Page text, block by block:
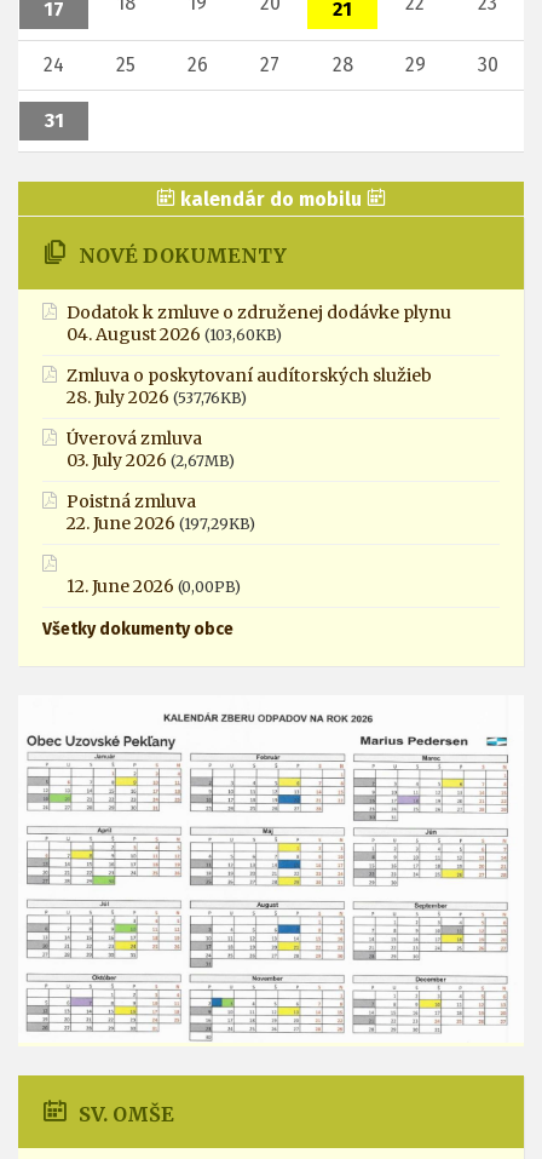
17 21
24 25 26 27 28 29 30
31
kalendár do mobilu
NOVÉ DOKUMENTY
Dodatok k zmluve o združenej dodávke plynu
04. August 2026 (103,60KB)
Zmluva o poskytovaní audítorských služieb
28. July 2026 (537,76KB)
Úverová zmluva
03. July 2026 (2,67MB)
Poistná zmluva
22. June 2026 (197,29KB)
12. June 2026 (0,00PB)
Všetky dokumenty obce
SV. OMŠE